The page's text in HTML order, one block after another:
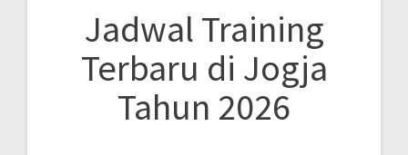
Jadwal Training
Terbaru di Jogja
Tahun 2026